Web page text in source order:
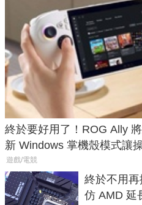
終於要好用了！ROG Ally
新 Windows 掌機殼模式讓
遊戲/電競
終於不用
仿 AMD 延